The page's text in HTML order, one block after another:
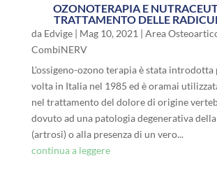
OZONOTERAPIA E
TRATTAMENTO DELLE
da Edvige| Mag 10, 2021 | Area
CombiNERV
L'ossigeno-ozono terapia è stata
volta in Italia nel 1985 ed è oramai
nel trattamento del dolore di origine
dovuto ad una patologia degenerativa
(artrosi) o alla presenza di un vero...
continua a leggere